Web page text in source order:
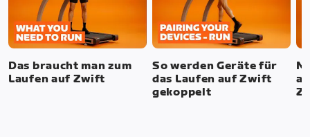
Das braucht man zum
Laufen auf Zwift
So werden Geräte für
das Laufen auf Zwift
gekoppelt